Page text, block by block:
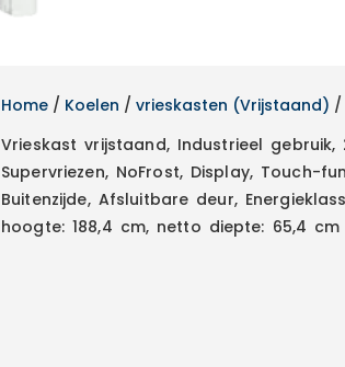
Home / Koelen /vrieskasten (Vrijstaand) /
Vrieskast vrijstaand, Industrieel gebruik,
Supervriezen, NoFrost, Display, Touch-
Buitenzijde, Afsluitbare deur,
hoogte: 188,4 cm, netto diepte: 65,4 cm